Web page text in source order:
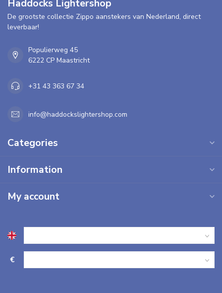
Haddocks Lightershop
De grootste collectie Zippo aanstekers van Nederland, direct
leverbaar!
Populierweg 45
6222 CP Maastricht
+31 43 363 67 34
info@haddockslightershop.com
Categories
Information
My account
€